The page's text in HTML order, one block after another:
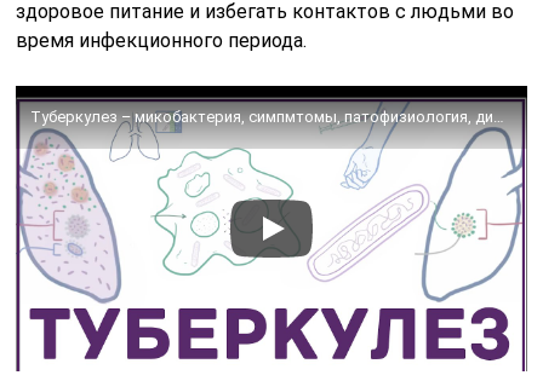
здоровое питание и избегать контактов с людьми во
время инфекционного периода.
Туберкулез – микобактерия, симпмтомы, патофизиология, диагностика, лечение